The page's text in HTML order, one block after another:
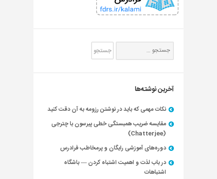
آخرین نوشته‌ها
نکات مهمی که باید در نوشتن رزومه به آن دقت کنید
مقایسه ضریب همبستگی خطی پیرسون با چترجی
(Chatterjee)
دوره‌های آموزشی رایگان و پرمخاطب فرادرس
در باب لذت و اهمیت اشتباه کردن — باشگاه
اشتباهات